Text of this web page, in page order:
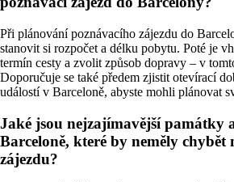
Při plánování poznávacího zájezdu do
stanovit si rozpočet a délku pobytu. Poté je
termín cesty a zvolit způsob dopravy – v
Doporučuje se také předem zjistit otevírací
událostí v Barceloně, abyste mohli plánovat
Jaké jsou nejzajímavější památky
Barceloně, které by neměly chybět
zájezdu?